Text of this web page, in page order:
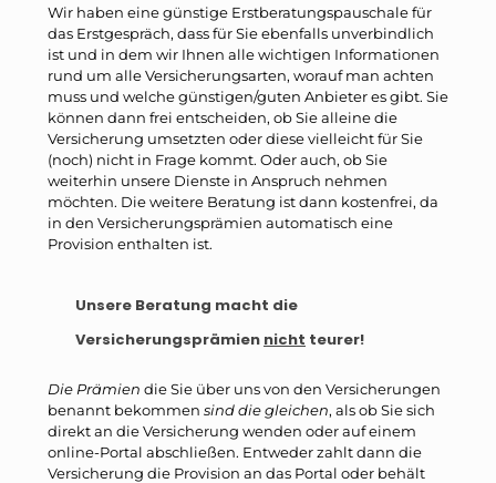
Wir haben eine günstige Erstberatungspauschale für
das Erstgespräch, dass für Sie ebenfalls unverbindlich
ist und in dem wir Ihnen alle wichtigen Informationen
rund um alle Versicherungsarten, worauf man achten
muss und welche günstigen/guten Anbieter es gibt. Sie
können dann frei entscheiden, ob Sie alleine die
Versicherung umsetzten oder diese vielleicht für Sie
(noch) nicht in Frage kommt. Oder auch, ob Sie
weiterhin unsere Dienste in Anspruch nehmen
möchten. Die weitere Beratung ist dann kostenfrei, da
in den Versicherungsprämien automatisch eine
Provision enthalten ist.
Unsere Beratung macht die
Versicherungsprämien nicht teurer!
Die Prämien die Sie über uns von den Versicherungen
benannt bekommen sind die gleichen, als ob Sie sich
direkt an die Versicherung wenden oder auf einem
online-Portal abschließen. Entweder zahlt dann die
Versicherung die Provision an das Portal oder behält